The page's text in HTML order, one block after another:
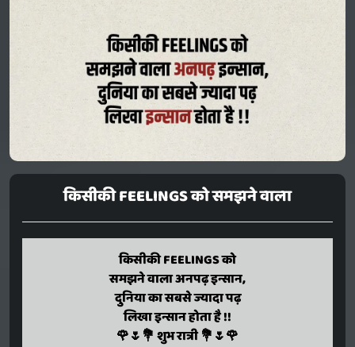
किसीकी FEELINGS को समझने वाला
किसीकी FEELINGS को
समझने वाला अनपढ़ इन्सान,
दुनिया का सबसे ज्यादा पढ़
लिखा इन्सान होता है !!
🌹🌷💐 शुभ रात्री 💐🌷🌹
kisiki faiailings ko
samajhane vaala anapadh insaan,
duniya ka sabase jyaada padh
likha insaan hota hai !!
🌹🌷💐 shubh raatri 💐🌷🌹